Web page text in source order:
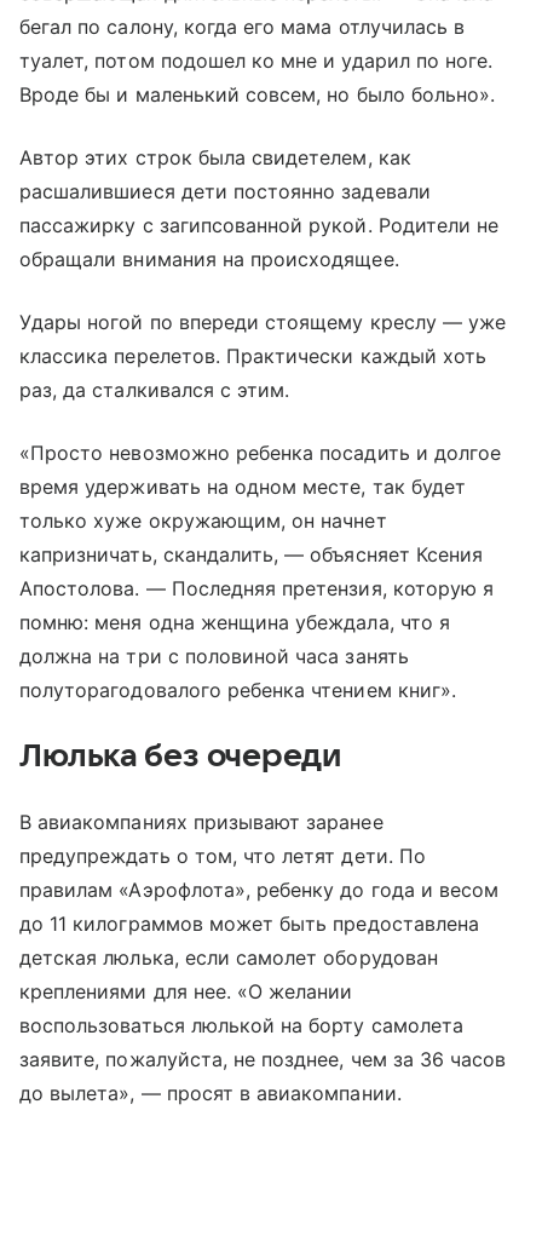
бегал по салону, когда его мама отлучилась в
туалет, потом подошел ко мне и ударил по ноге.
Вроде бы и маленький совсем, но было больно».
Автор этих строк была свидетелем, как
расшалившиеся дети постоянно задевали
пассажирку с загипсованной рукой. Родители не
обращали внимания на происходящее.
Удары ногой по впереди стоящему креслу — уже
классика перелетов. Практически каждый хоть
раз, да сталкивался с этим.
«Просто невозможно ребенка посадить и долгое
время удерживать на одном месте, так будет
только хуже окружающим, он начнет
капризничать, скандалить, — объясняет Ксения
Апостолова. — Последняя претензия, которую я
помню: меня одна женщина убеждала, что я
должна на три с половиной часа занять
полуторагодовалого ребенка чтением книг».
Люлька без очереди
В авиакомпаниях призывают заранее
предупреждать о том, что летят дети. По
правилам «Аэрофлота», ребенку до года и весом
до 11 килограммов может быть предоставлена
детская люлька, если самолет оборудован
креплениями для нее. «О желании
воспользоваться люлькой на борту самолета
заявите, пожалуйста, не позднее, чем за 36 часов
до вылета», — просят в авиакомпании.